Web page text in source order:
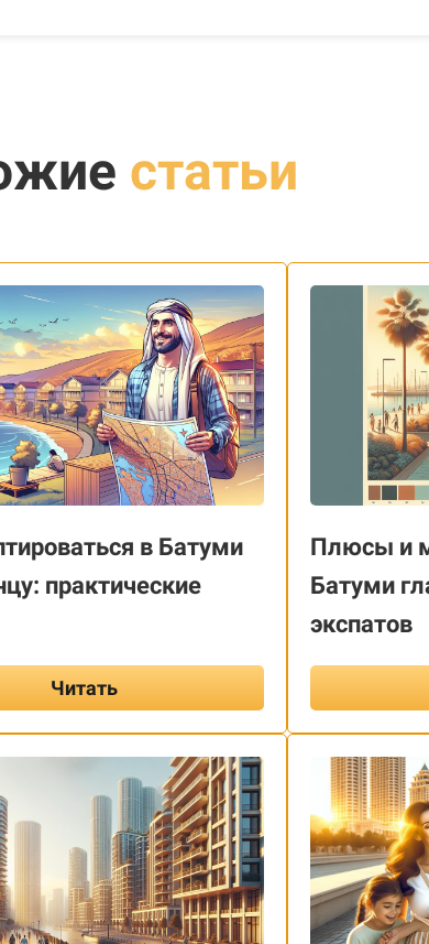
статьи
в Батуми
практические
Читать
Плюсы и
Батуми
экспатов